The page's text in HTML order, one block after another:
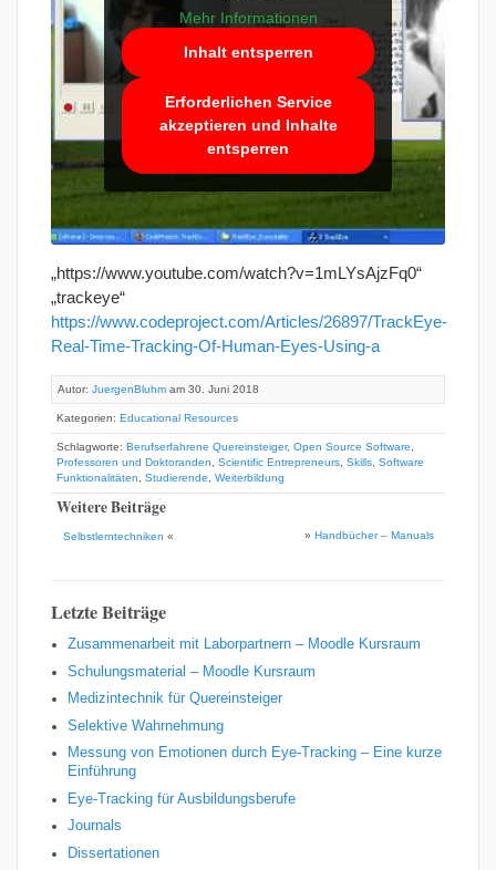
Mehr Informationen
Inhalt entsperren
Erforderlichen Service
akzeptieren und Inhalte
entsperren
„https://www.youtube.com/watch?v=1mLYsAjzFq0“
„trackeye“
https://www.codeproject.com/Articles/26897/TrackEye-
Real-Time-Tracking-Of-Human-Eyes-Using-a
Autor: JuergenBluhm am 30. Juni 2018
Kategorien: Educational Resources
Schlagworte: Berufserfahrene Quereinsteiger, Open Source Software
Professoren und Doktoranden
Scientific Entrepreneurs Skills Software
Funktionalitäten
Studierende Weiterbildung
Weitere Beiträge
Selbstlerntechniken « » Handbücher – Manuals
Letzte Beiträge
Zusammenarbeit mit Laborpartnern – Moodle Kursraum
Schulungsmaterial – Moodle Kursraum
Medizintechnik für Quereinsteiger
Selektive Wahrnehmung
Messung von Emotionen durch Eye-Tracking – Eine kurze
Einführung
Eye-Tracking für Ausbildungsberufe
Journals
Dissertationen